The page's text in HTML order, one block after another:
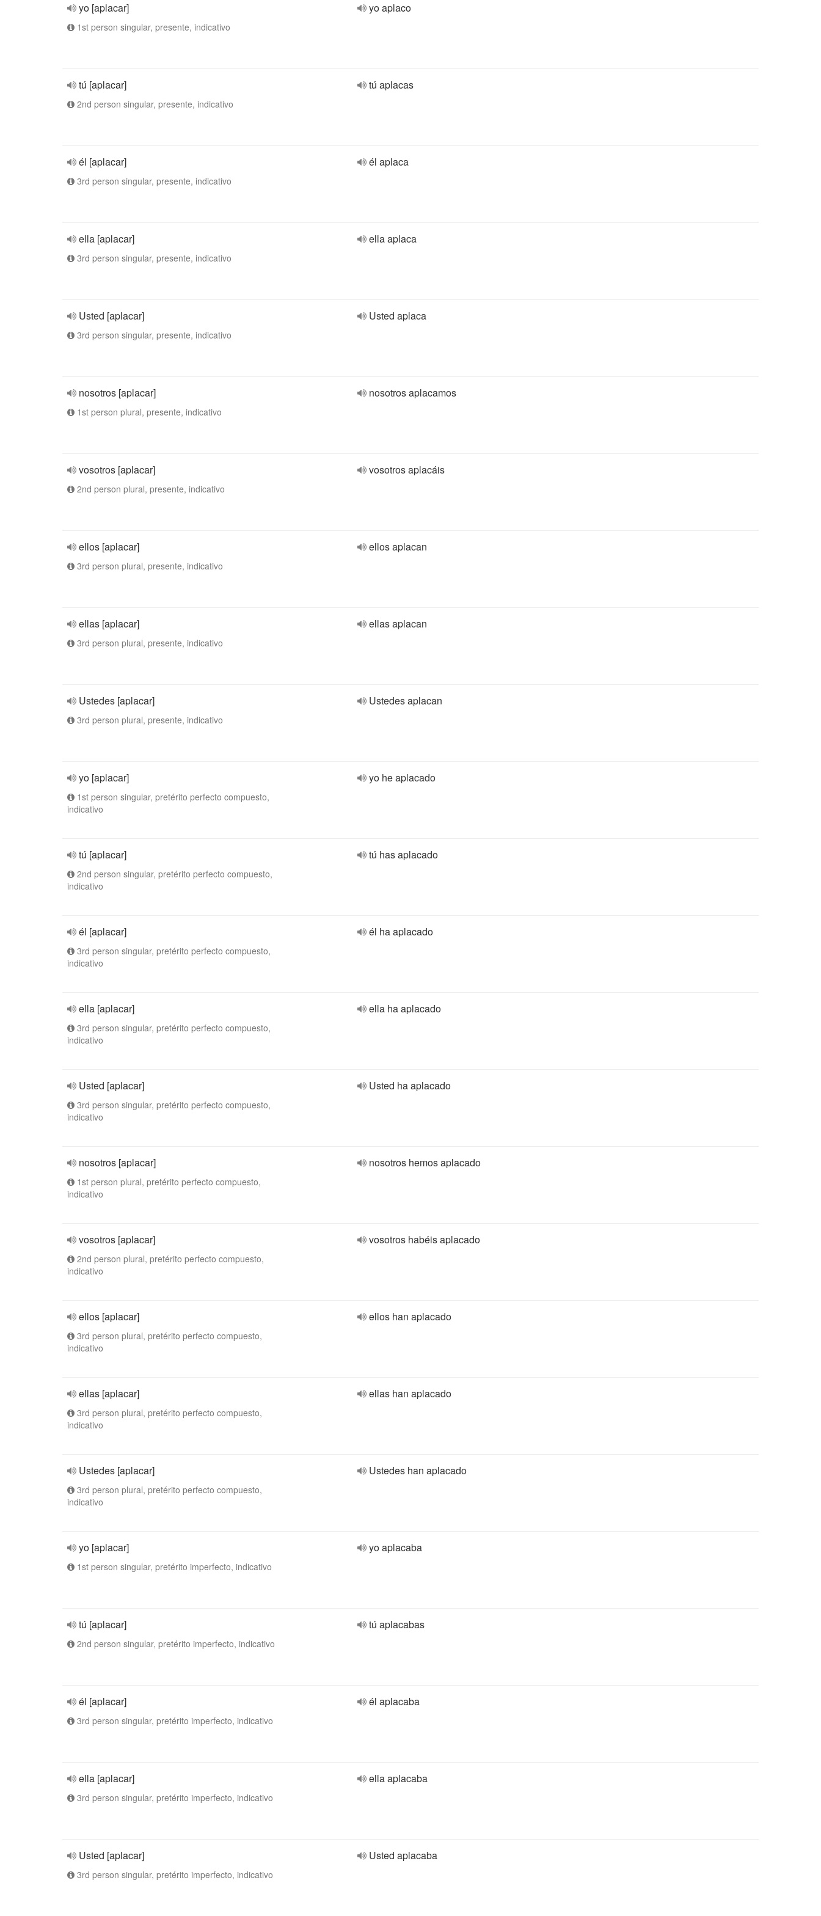
yo [aplacar]
1st person singular, presente, indicativo
yo aplaco
tú [aplacar]
2nd person singular, presente, indicativo
tú aplacas
él [aplacar]
3rd person singular, presente, indicativo
él aplaca
ella [aplacar]
3rd person singular, presente, indicativo
ella aplaca
Usted [aplacar]
3rd person singular, presente, indicativo
Usted aplaca
nosotros [aplacar]
1st person plural, presente, indicativo
nosotros aplacamos
vosotros [aplacar]
2nd person plural, presente, indicativo
vosotros aplacáis
ellos [aplacar]
3rd person plural, presente, indicativo
ellos aplacan
ellas [aplacar]
3rd person plural, presente, indicativo
ellas aplacan
Ustedes [aplacar]
3rd person plural, presente, indicativo
Ustedes aplacan
yo [aplacar]
1st person singular, pretérito perfecto compuesto,
indicativo
yo he aplacado
tú [aplacar]
2nd person singular, pretérito perfecto compuesto,
indicativo
tú has aplacado
él [aplacar]
3rd person singular, pretérito perfecto compuesto,
indicativo
él ha aplacado
ella [aplacar]
3rd person singular, pretérito perfecto compuesto,
indicativo
ella ha aplacado
Usted [aplacar]
3rd person singular, pretérito perfecto compuesto,
indicativo
Usted ha aplacado
nosotros [aplacar]
1st person plural, pretérito perfecto compuesto,
indicativo
nosotros hemos aplacado
vosotros [aplacar]
2nd person plural, pretérito perfecto compuesto,
indicativo
vosotros habéis aplacado
ellos [aplacar]
3rd person plural, pretérito perfecto compuesto,
indicativo
ellos han aplacado
ellas [aplacar]
3rd person plural, pretérito perfecto compuesto,
indicativo
ellas han aplacado
Ustedes [aplacar]
3rd person plural, pretérito perfecto compuesto,
indicativo
Ustedes han aplacado
yo [aplacar]
1st person singular, pretérito imperfecto, indicativo
yo aplacaba
tú [aplacar]
2nd person singular, pretérito imperfecto, indicativo
tú aplacabas
él [aplacar]
3rd person singular, pretérito imperfecto, indicativo
él aplacaba
ella [aplacar]
3rd person singular, pretérito imperfecto, indicativo
ella aplacaba
Usted [aplacar]
3rd person singular, pretérito imperfecto, indicativo
Usted aplacaba